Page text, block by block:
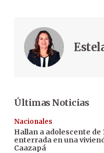
Últimas Noticias
Nacionales
Hallan a adolescente de
enterrada en una
Caazapá